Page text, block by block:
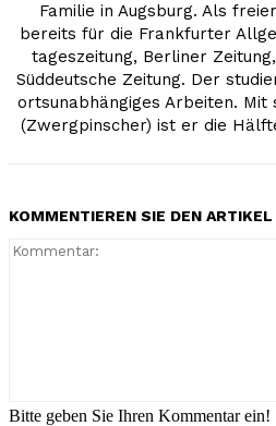
Familie in Augsburg. Als
bereits für die Frankfurter
tageszeitung, Berliner
Süddeutsche Zeitung. Der
ortsunabhängiges Arbeiten. Mit
(Zwergpinscher) ist er die
KOMMENTIEREN SIE DEN ARTIKEL
Bitte geben Sie Ihren Kommentar ein!